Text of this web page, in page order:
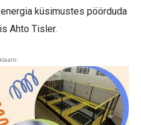
küsimustes pöörduda
Ahto Tisler.